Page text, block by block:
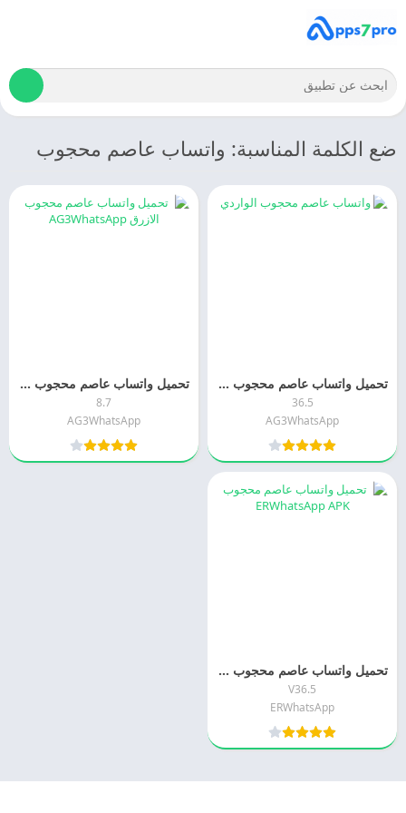
ضع الكلمة المناسبة: واتساب عاصم محجوب
تحميل واتساب عاصم محجوب الوردي 2027 AG3whatsapp APK اخر اصدارمجانا
36.5
AG3WhatsApp
تحميل واتساب عاصم محجوب الازرق 2026 AG3WhatsApp اخر اصدار مجانا
8.7
AG3WhatsApp
تحميل واتساب عاصم محجوب 2026 ERWhatsApp APK اخر اصدار مجانا
V36.5
ERWhatsApp